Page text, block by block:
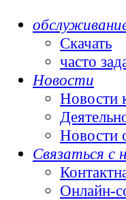
Скачать
часто
Новости
Новости
Новости
Связаться с
Онлайн-